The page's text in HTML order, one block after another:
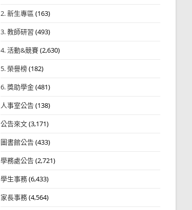
2. 新生專區 (163)
3. 教師研習 (493)
4. 活動&競賽(2,630)
5. 榮譽榜(182)
6. 獎助學金(481)
人事室公告(138)
公告來文(3,171)
圖書館公告(433)
學務處公告(2,721)
學生事務(6,433)
家長事務(4,564)